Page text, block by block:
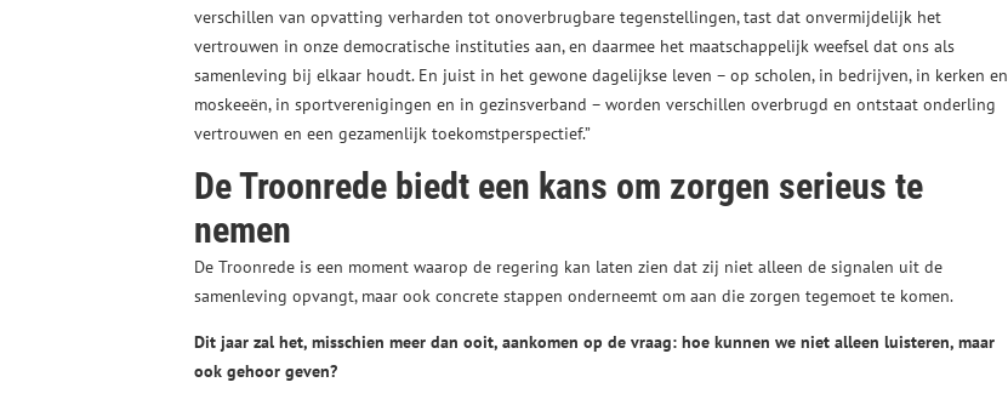
verschillen van opvatting verharden tot onoverbrugbare tegenstellingen, tast dat onvermijdelijk het
vertrouwen in onze democratische instituties aan, en daarmee het maatschappelijk weefsel dat ons als
samenleving bij elkaar houdt. En juist in het gewone dagelijkse leven – op scholen, in bedrijven, in kerken en
moskeeën, in sportverenigingen en in gezinsverband – worden verschillen overbrugd en ontstaat onderling
vertrouwen en een gezamenlijk toekomstperspectief.”
De Troonrede biedt een kans om zorgen serieus te
nemen
De Troonrede is een moment waarop de regering kan laten zien dat zij niet alleen de signalen uit de
samenleving opvangt, maar ook concrete stappen onderneemt om aan die zorgen tegemoet te komen.
Dit jaar zal het, misschien meer dan ooit, aankomen op de vraag: hoe kunnen we niet alleen luisteren, maar
ook gehoor geven?